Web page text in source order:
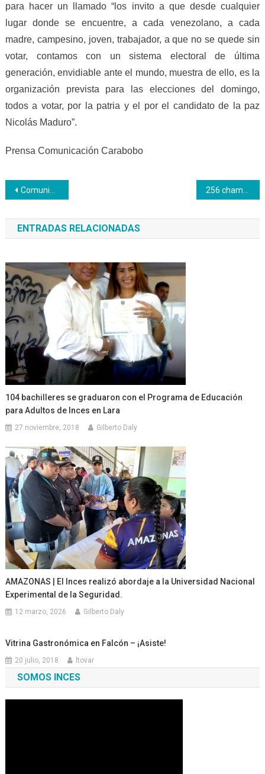
para hacer un llamado “los invito a que desde cualquier
lugar donde se encuentre, a cada venezolano, a cada
madre, campesino, joven, trabajador, a que no se quede sin
votar, contamos con un sistema electoral de última
generación, envidiable ante el mundo, muestra de ello, es la
organización prevista para las elecciones del domingo,
todos a votar, por la patria y el por el candidato de la paz
Nicolás Maduro”.
Prensa Comunicación Carabobo
Navegación
de
entradas
Comunidades varguenses reciben atención integral institucional
ENTRADAS RELACIONADAS
104 bachilleres se graduaron con el Programa de Educación
para Adultos de Inces en Lara
27 noviembre, 2018 Gilberto Daly
AMAZONAS | ‎El Inces realizó abordaje a la Universidad Nacional
Experimental de la Seguridad.
12 marzo, 2026 Gilberto Daly
Vitrina Gastronómica en Falcón – ¡Asiste!
20 julio, 2018 ltovar
SOMOS INCES